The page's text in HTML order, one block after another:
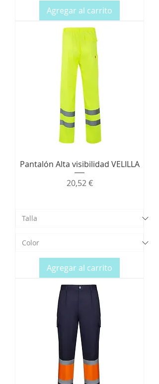
Agregar al carrito
Pantalón Alta visibilidad VELILLA
Precio
20,52 €
Agregar al carrito